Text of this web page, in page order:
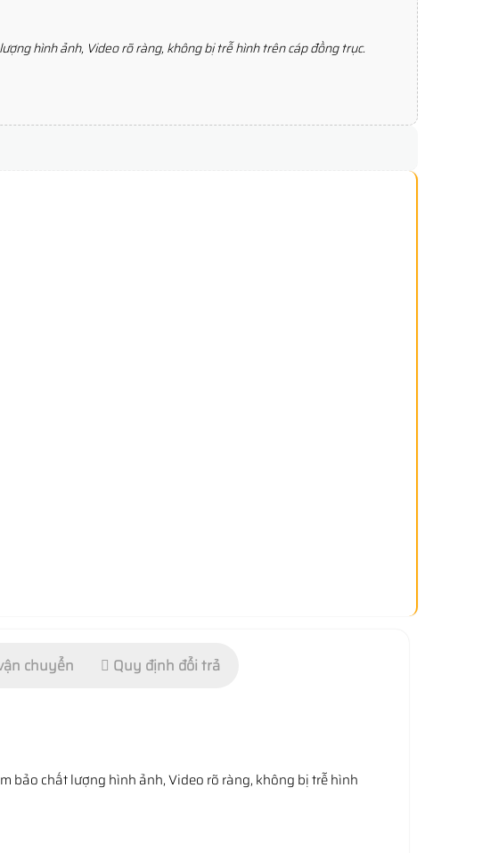
hình ảnh, Video rõ ràng, không bị trễ hình trên cáp đồng trục.
chuyển Quy định đổi trả
bảo chất lượng hình ảnh, Video rõ ràng, không bị trễ hình